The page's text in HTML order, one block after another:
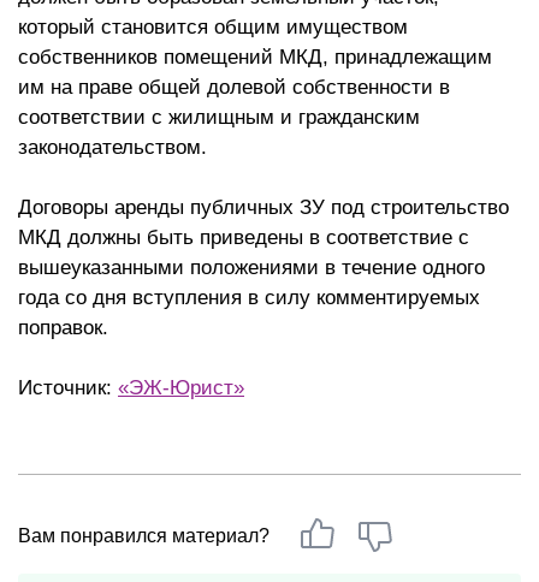
который становится общим имуществом
собственников помещений МКД, принадлежащим
им на праве общей долевой собственности в
соответствии с жилищным и гражданским
законодательством.
Договоры аренды публичных ЗУ под строительство
МКД должны быть приведены в соответствие с
вышеуказанными положениями в течение одного
года со дня вступления в силу комментируемых
поправок.
Источник: «ЭЖ-Юрист»
Вам понравился материал?